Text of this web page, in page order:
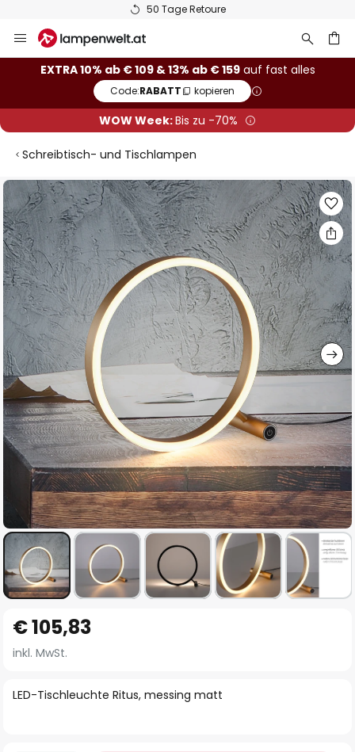
50 Tage Retoure
Inhalt
springen
EXTRA 10% ab € 109 & 13% ab € 159auf fast alles
Code:RABATT kopieren
WOW Week:Bis zu -70%
Schreibtisch- und Tischlampen
Zum
Ende
der
Bildgalerie
springen
Anfang
der
springen
LED-Tischleuchte Ritus, messing matt
€ 105,83
inkl. MwSt.